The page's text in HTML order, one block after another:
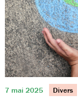
7 mai 2025 Divers